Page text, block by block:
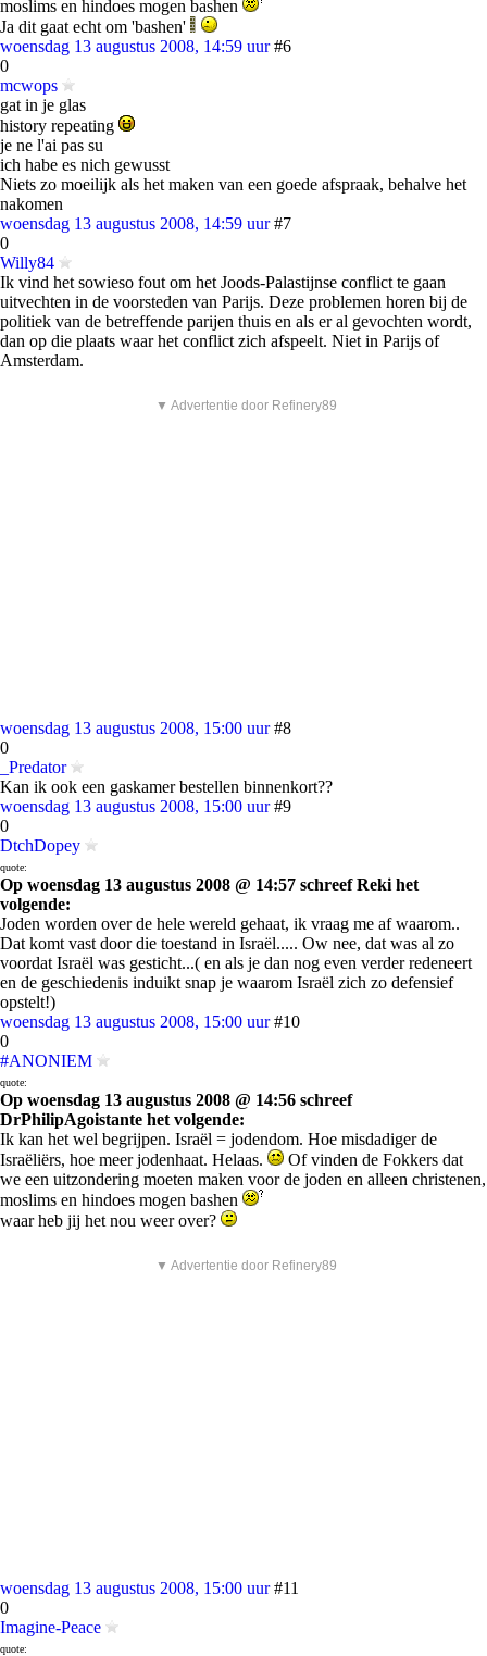
moslims en hindoes mogen bashen
Ja dit gaat echt om 'bashen'
woensdag 13 augustus 2008, 14:59 uur #6
0
mcwops
gat in je glas
history repeating
je ne l'ai pas su
ich habe es nich gewusst
Niets zo moeilijk als het maken van een goede afspraak, behalve het
nakomen
woensdag 13 augustus 2008, 14:59 uur #7
0
Willy84
Ik vind het sowieso fout om het Joods-Palastijnse conflict te gaan
uitvechten in de voorsteden van Parijs. Deze problemen horen bij de
politiek van de betreffende parijen thuis en als er al gevochten wordt,
dan op die plaats waar het conflict zich afspeelt. Niet in Parijs of
Amsterdam.
▼ Advertentie door Refinery89
woensdag 13 augustus 2008, 15:00 uur #8
0
_Predator
Kan ik ook een gaskamer bestellen binnenkort??
woensdag 13 augustus 2008, 15:00 uur #9
0
DtchDopey
quote:
Op woensdag 13 augustus 2008 @ 14:57 schreef Reki het
volgende:
Joden worden over de hele wereld gehaat, ik vraag me af waarom..
Dat komt vast door die toestand in Israël..... Ow nee, dat was al zo
voordat Israël was gesticht...( en als je dan nog even verder redeneert
en de geschiedenis induikt snap je waarom Israël zich zo defensief
opstelt!)
woensdag 13 augustus 2008, 15:00 uur #10
0
#ANONIEM
quote:
Op woensdag 13 augustus 2008 @ 14:56 schreef
DrPhilipAgoistante het volgende:
Ik kan het wel begrijpen. Israël = jodendom. Hoe misdadiger de
Israëliërs, hoe meer jodenhaat. Helaas.
Of vinden de Fokkers dat
we een uitzondering moeten maken voor de joden en alleen christenen,
moslims en hindoes mogen bashen
waar heb jij het nou weer over?
▼ Advertentie door Refinery89
woensdag 13 augustus 2008, 15:00 uur #11
0
Imagine-Peace
quote: